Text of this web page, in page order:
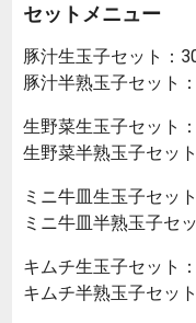
セットメニュー
豚汁生玉子セット：
豚汁半熟玉子セット
生野菜生玉子セット
生野菜半熟玉子セッ
ミニ牛皿生玉子セッ
ミニ牛皿半熟玉子セ
キムチ生玉子セット
キムチ半熟玉子セッ